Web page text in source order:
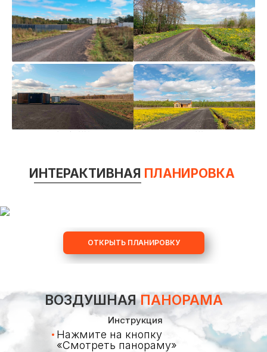
ИНТЕРАКТИВНАЯ ПЛАНИРОВКА
ОТКРЫТЬ ПЛАНИРОВКУ
Инструкция
Нажмите на кнопку
«Смотреть панораму»
ВОЗДУШНАЯПАНОРАМА